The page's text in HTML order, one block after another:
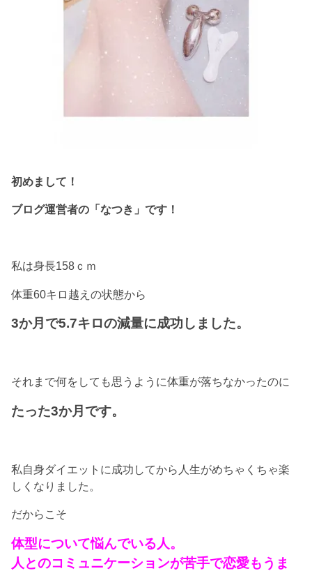
初めまして！
ブログ運営者の「なつき」です！
私は身長158ｃｍ
体重60キロ越えの状態から
3か月で5.7キロの減量に成功しました。
それまで何をしても思うように体重が落ちなかったのに
たった3か月です。
私自身ダイエットに成功してから人生がめちゃくちゃ楽
しくなりました。
だからこそ
体型について悩んでいる人。
人とのコミュニケーションが苦手で恋愛もうま